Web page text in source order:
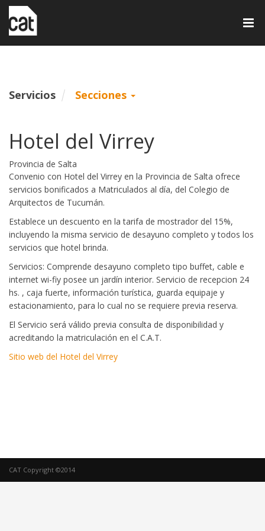
Servicios Secciones
Hotel del Virrey
Provincia de Salta
Convenio con Hotel del Virrey en la Provincia de Salta ofrece
servicios bonificados a Matriculados al día, del Colegio de
Arquitectos de Tucumán.
Establece un descuento en la tarifa de mostrador del 15%,
incluyendo la misma servicio de desayuno completo y todos los
servicios que hotel brinda.
Servicios: Comprende desayuno completo tipo buffet, cable e
internet wi-fiy posee un jardín interior. Servicio de recepcion 24
hs. , caja fuerte, información turística, guarda equipaje y
estacionamiento, para lo cual no se requiere previa reserva.
El Servicio será válido previa consulta de disponibilidad y
acreditando la matriculación en el C.A.T.
Sitio web del Hotel del Virrey
CAT Copyright ©2014